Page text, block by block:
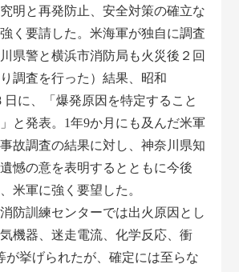
明と再発防止、安全対策の確立な
く要請した。米海軍が独自に調査
県警と横浜市消防局も火災後２回
調査を行った）結果、昭和
日に、「爆発原因を特定すること
と発表。1年9か月にも及んだ米軍
故調査の結果に対し、神奈川県知
憾の意を表明するとともに今後
米軍に強く要望した。
防訓練センターでは出火原因とし
機器、迷走電流、化学反応、衝
が挙げられたが、確定には至らな